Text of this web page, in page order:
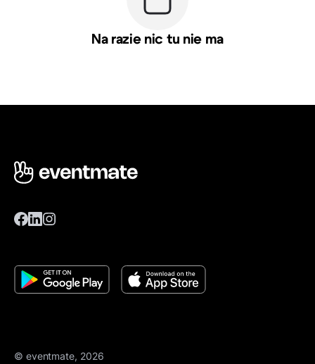
Na razie nic tu nie ma
© eventmate, 2026